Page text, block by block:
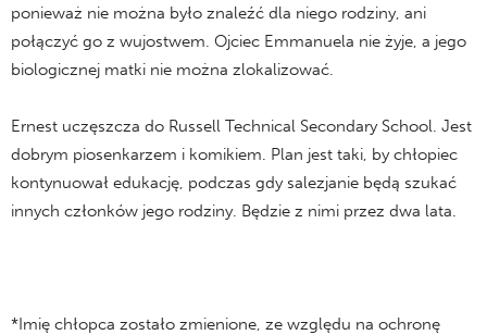
ponieważ nie można było znaleźć dla niego rodziny, ani
połączyć go z wujostwem. Ojciec Emmanuela nie żyje, a jego
biologicznej matki nie można zlokalizować.
Ernest uczęszcza do Russell Technical Secondary School. Jest
dobrym piosenkarzem i komikiem. Plan jest taki, by chłopiec
kontynuował edukację, podczas gdy salezjanie będą szukać
innych członków jego rodziny. Będzie z nimi przez dwa lata.
*Imię chłopca zostało zmienione, ze względu na ochronę